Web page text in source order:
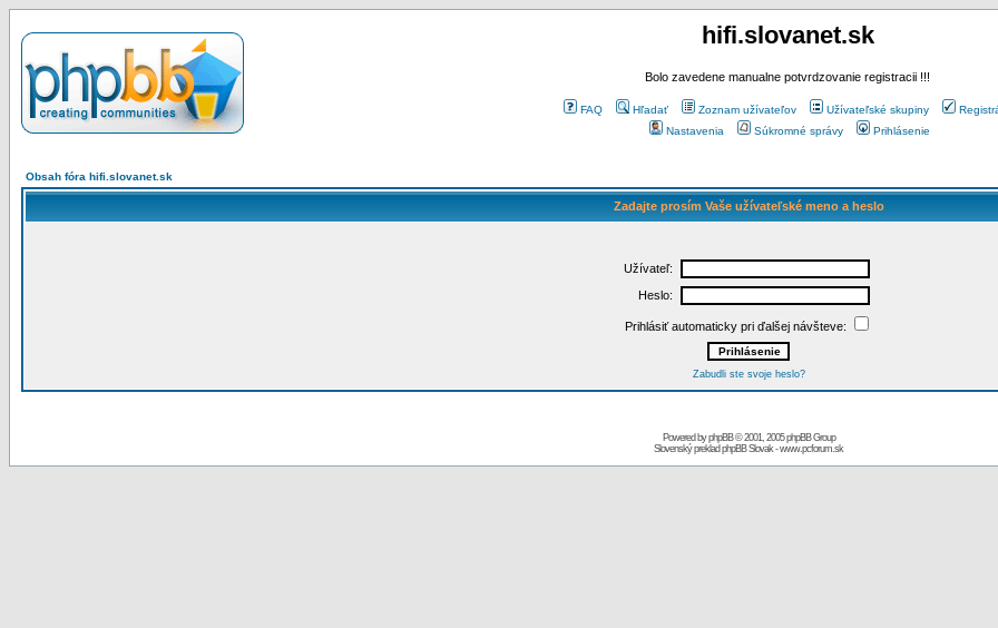
hifi.slovanet.sk
Bolo zavedene manualne potvrdzovanie registracii !!!
FAQ Hľadať Zoznam užívateľov Užívateľské skupiny
Nastavenia
Súkromné správy Prihlásenie
Obsah fóra hifi.slovanet.sk
Zadajte prosím Vaše užívateľské meno a heslo
Užívateľ:
Heslo:
Prihlásiť automaticky pri ďalšej návšteve:
Zabudli ste svoje heslo?
Powered byphpBB© 2001, 2005 phpBB Group
Slovenský preklad phpBB Slovak-www.pcforum.sk